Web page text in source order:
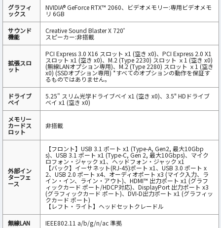
グラフィ
ックス
NVIDIA® GeForce RTX™ 2060、ビデオメモリー:専用ビデオメモ
リ 6GB
サウンド
機能‎
Creative Sound Blaster X 720ﾟ
スピーカー:非搭載
拡張スロ
ット
PCI Express 3.0 X16 スロット x1 (空き x0)、PCI Express 2.0 X1
スロット x1 (空き x0)、M.2 (Type 2230) スロット ｘ1 (空き x0)
(無線LANオプション専用)、M.2 (Type 2280) スロット ｘ1 (空き
x0) (SSDオプション専用) *すべてのオプションの動作を保証す
るものではありません。
ドライブ
ベイ‎
5.25" スリム光学ドライブベイ x1 (空き x0)、3.5" HDドライブ
ベイ x1 (空き x0)
メモリー
カードス
ロット
非搭載
外部イン
ターフェ
ース
【フロント】USB 3.1 ポート x1 (Type-A, Gen2, 最大10Gbp
s)、USB 3.1 ポート x1 (Type-C, Gen 2, 最大10Gbps)、マイク
ロフォン・ジャック x1、ヘッドフォン・ジャック x1
【バック】イーサネット(RJ-45)ポート x1、USB 3.0 ポート x
2、USB 2.0 ポート x4、オーディオポート x3 (マイク入力、ラ
イン・イン、ライン・アウト)、HDMI™ 出力ポート x1 (グラフ
ィックカード ポート/HDCP対応)、DisplayPort 出力ポート x3
(グラフィックカード ポート)、DVI-D出力ポート x1 (グラフィッ
クカード ポート)
【レフト・ライト】ヘッドセットクレードル
無線LAN
IEEE802.11 a/b/g/n/ac 準拠